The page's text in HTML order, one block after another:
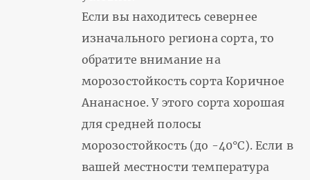
Если вы находитесь севернее
изначального региона сорта, то
обратите внимание на
морозостойкость сорта Коричное
Ананасное. У этого сорта хорошая
для средней полосы
морозостойкость (до -40°С). Если в
вашей местности температура